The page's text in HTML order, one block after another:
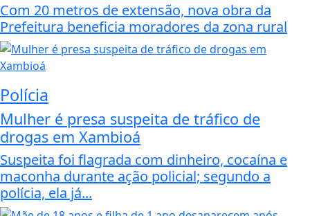
Com 20 metros de extensão, nova obra da
Prefeitura beneficia moradores da zona rural
Polícia
Mulher é presa suspeita de tráfico de
drogas em Xambioá
Suspeita foi flagrada com dinheiro, cocaína e
maconha durante ação policial; segundo a
polícia, ela já...